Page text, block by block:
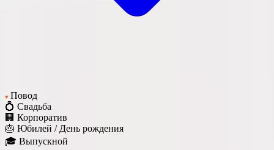
♥ Повод
💍 Свадьба
🏢 Корпоратив
🎂 Юбилей / День рождения
🎓 Выпускной